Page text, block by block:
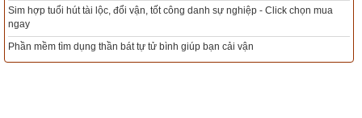
không những giao diện đẹp, dễ sử dụng mà còn luận giải
chính xác và chi tiết từng mục giúp độc giả dễ dàng lựa chọn
được ngày tốt, giờ đẹp để khởi sự công việc. Hãy thử một lần
mua
Tổng Kho Sim Năm sinh 0x - 9x - 8x -7x -6x giá rẻ nhất thị trường - Click